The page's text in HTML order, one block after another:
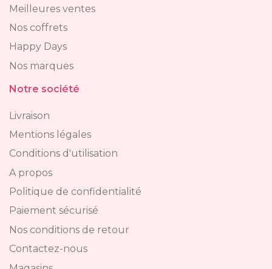
Meilleures ventes
Nos coffrets
Happy Days
Nos marques
Notre société
Livraison
Mentions légales
Conditions d'utilisation
A propos
Politique de confidentialité
Paiement sécurisé
Nos conditions de retour
Contactez-nous